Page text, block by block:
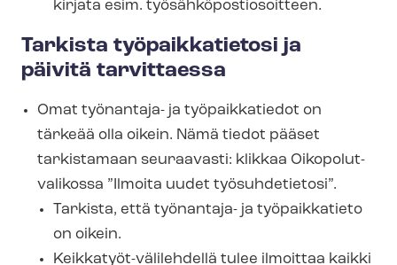
kirjata esim. työ­säh­kö­pos­tio­soit­teen.
Tarkista työpaikkatietosi ja
päivitä tarvittaessa
Omat työnantaja- ja työpaikkatiedot on
tärkeää olla oikein. Nämä tiedot pääset
tarkistamaan seuraavasti: klikkaa Oikopolut-​
valikossa ”Ilmoita uudet työsuhdetietosi”.
Tarkista, että työnantaja- ja työpaikkatieto
on oikein.
Keikkatyöt-​välilehdellä tulee ilmoittaa kaikki